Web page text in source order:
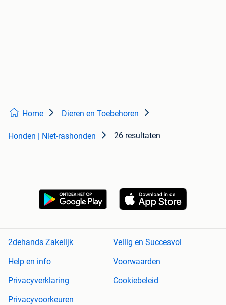
Home Dieren en Toebehoren
Honden | Niet-rashonden 26 resultaten
2dehands Zakelijk
Veilig en Succesvol
Help en info
Voorwaarden
Privacyverklaring
Cookiebeleid
Privacyvoorkeuren